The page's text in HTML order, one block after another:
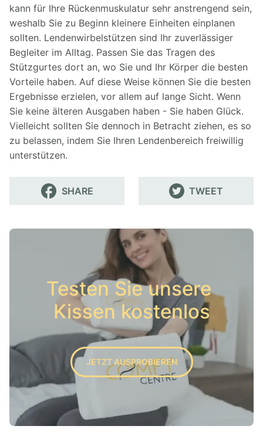
kann für Ihre Rückenmuskulatur sehr anstrengend sein,
weshalb Sie zu Beginn kleinere Einheiten einplanen
sollten. Lendenwirbelstützen sind Ihr zuverlässiger
Begleiter im Alltag. Passen Sie das Tragen des
Stützgurtes dort an, wo Sie und Ihr Körper die besten
Vorteile haben. Auf diese Weise können Sie die besten
Ergebnisse erzielen, vor allem auf lange Sicht. Wenn
Sie keine älteren Ausgaben haben - Sie haben Glück.
Vielleicht sollten Sie dennoch in Betracht ziehen, es so
zu belassen, indem Sie Ihren Lendenbereich freiwillig
unterstützen.
SHARE TWEET
Testen Sie unsere
Kissen kostenlos
JETZT AUSPROBIEREN